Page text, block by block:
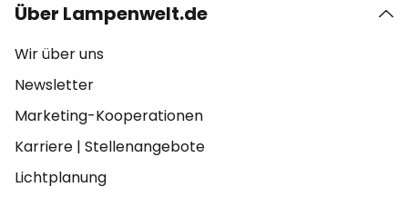
Über Lampenwelt.de
Wir über uns
Newsletter
Marketing-Kooperationen
Karriere | Stellenangebote
Lichtplanung